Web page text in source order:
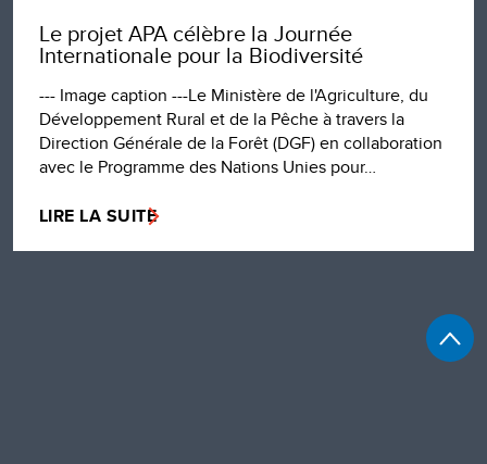
Le projet APA célèbre la Journée
Internationale pour la Biodiversité
--- Image caption ---Le Ministère de l'Agriculture, du
Développement Rural et de la Pêche à travers la
Direction Générale de la Forêt (DGF) en collaboration
avec le Programme des Nations Unies pour…
LIRE LA SUITE